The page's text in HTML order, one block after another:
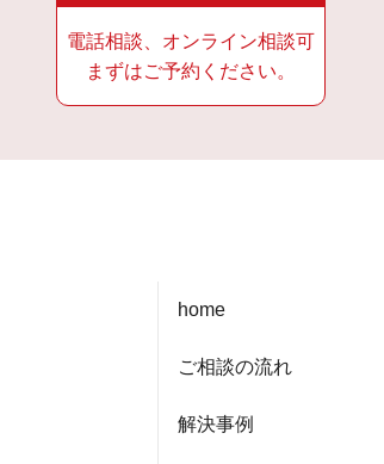
電話相談、オンライン相談可
まずはご予約ください。
home
ご相談の流れ
解決事例